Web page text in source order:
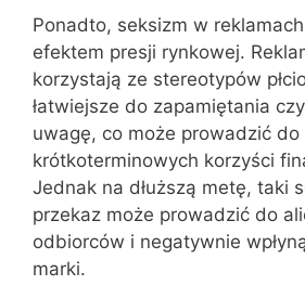
Ponadto, seksizm w
efektem presji rynkowej.
korzystają ze stereotypów
łatwiejsze do zapamiętania
uwagę, co może prowadzić do
krótkoterminowych korzyści
Jednak na dłuższą metę, taki
przekaz może prowadzić do
odbiorców i negatywnie
marki.